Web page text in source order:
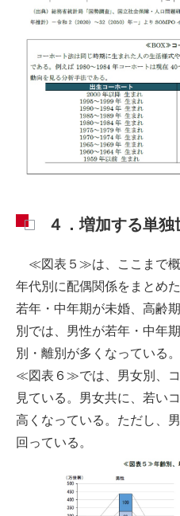
４．増加する単独
≪図表５≫は、ここまで概
年代別に配偶関係をまとめ
若年・中年期が未婚、高齢
別では、男性が若年・中年
別・離別が多くなっている
≪図表６≫では、男女別、
見ている。男女共に、若い
高くなっている。ただし、
回っている。